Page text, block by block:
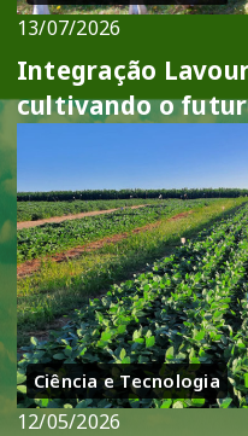
13/07/2026
Integração
cultivando o
Ciência e Tecnologia
12/05/2026